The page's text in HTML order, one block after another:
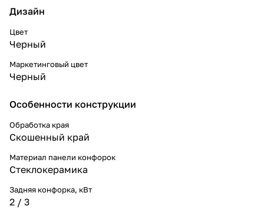
Дизайн
Цвет
Черный
Маркетинговый цвет
Черный
Особенности конструкции
Обработка края
Скошенный край
Материал панели конфорок
Стеклокерамика
Задняя конфорка, кВт
2 / 3